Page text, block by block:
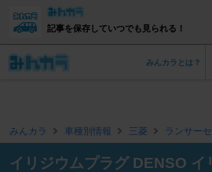
記事を保存していつでも見られる！
みんカラとは？
みんカラ 車種別情報 三菱 ランサー
イリジウムプラグ DENSO